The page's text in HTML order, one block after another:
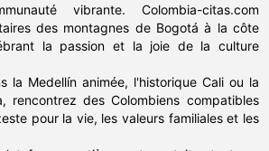
vibrante. Colombia-citas.com
des montagnes de Bogotá à la côte
la passion et la joie de la culture
la Medellín animée, l'historique Cali ou la
rencontrez des Colombiens compatibles
pour la vie, les valeurs familiales et les